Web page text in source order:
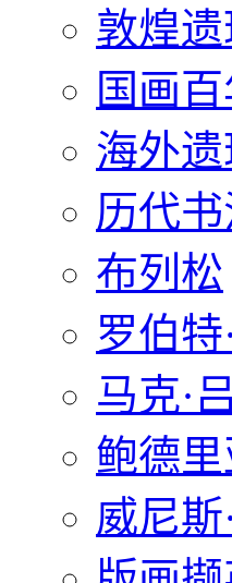
敦煌
国画
海外
历代书
布列松
罗伯特
马克·
鲍德里
威尼斯